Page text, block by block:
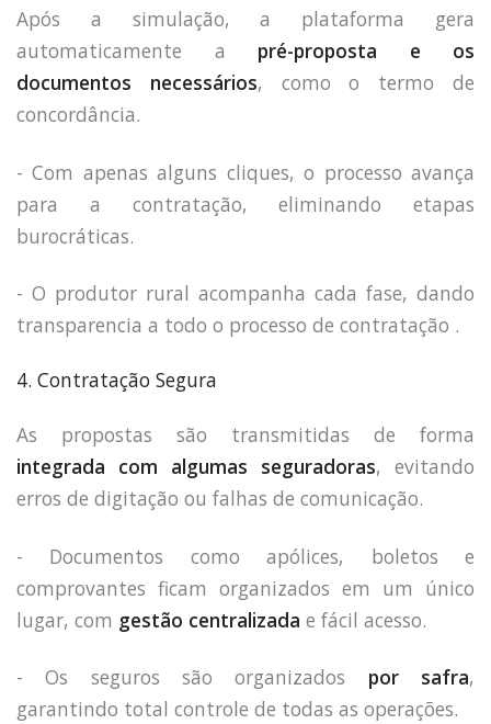
Após a simulação, a plataforma gera
automaticamente a pré-proposta e os
documentos necessários, como o termo de
concordância.
- Com apenas alguns cliques, o processo avança
para a contratação, eliminando etapas
burocráticas.
- O produtor rural acompanha cada fase, dando
transparencia a todo o processo de contratação .
4. Contratação Segura
As propostas são transmitidas de forma
integrada com algumas seguradoras, evitando
erros de digitação ou falhas de comunicação.
- Documentos como apólices, boletos e
comprovantes ficam organizados em um único
lugar, com gestão centralizada e fácil acesso.
- Os seguros são organizados por safra,
garantindo total controle de todas as operações.